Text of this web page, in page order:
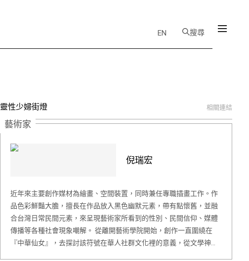
EN 搜尋
靈性少婦街燈 相關連結
藝術家
倪瑞宏
近年來主要創作媒材為繪畫、空間裝置，同時兼任專職插畫工作。作
品色彩鮮豔大膽，擅長在作品放入黑色幽默元素，帶有點懷舊，並融
合台灣日常民間元素，來呈現藝術家所看到的性別、民間信仰、媒體
傳播等各種社會現象嘲解。 從離開藝術學院開始，創作一直圍繞在
『中華仙女』，去探討該符號在華人社群文化裡的意義，從文學神…